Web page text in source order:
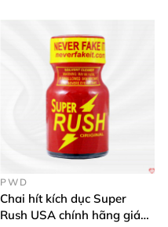
PWD
Chai hít kích dục Super
Rush USA chính hãng giá